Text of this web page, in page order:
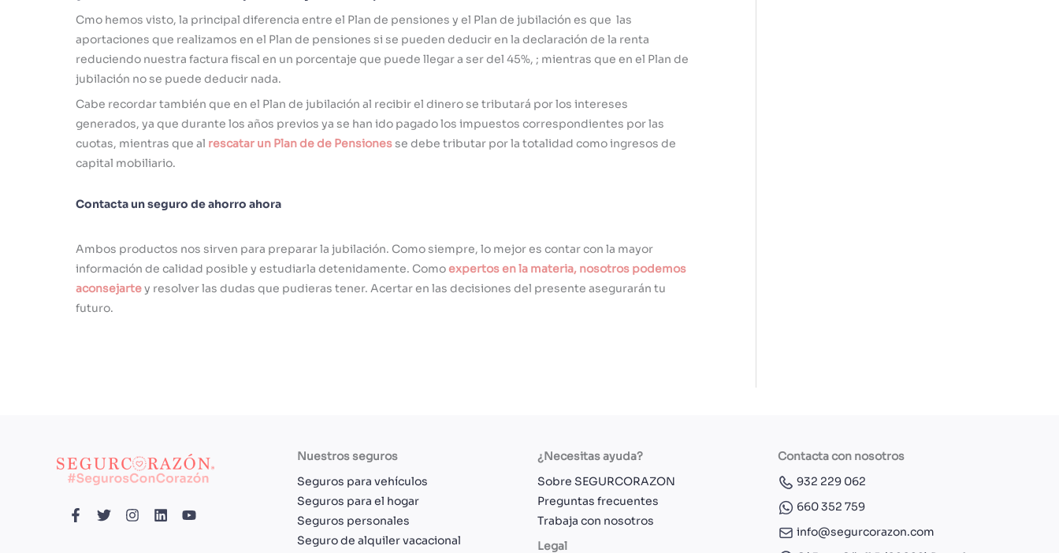
Cmo hemos visto, la principal diferencia entre el Plan de pensiones y el Plan de jubilación es que las
aportaciones que realizamos en el Plan de pensiones si se pueden deducir en la declaración de la renta
reduciendo nuestra factura fiscal en un porcentaje que puede llegar a ser del 45%, ; mientras que en el Plan de
jubilación no se puede deducir nada.
Cabe recordar también que en el Plan de jubilación al recibir el dinero se tributará por los intereses
generados, ya que durante los años previos ya se han ido pagado los impuestos correspondientes por las
cuotas, mientras que al rescatar un Plande de Pensionesse debe tributar por la totalidad como ingresos de
capital mobiliario.
Contacta un seguro de ahorro ahora
Ambos productos nos sirven para preparar la jubilación. Como siempre, lo mejor es contar con la mayor
información de calidad posible y estudiarla detenidamente. Comoexpertos en la materia, nosotros podemos
aconsejartey resolver las dudas que pudieras tener. Acertar en las decisiones del presente asegurarán tu
futuro.
Nuestros seguros
Seguros para vehículos
Seguros para el hogar
Seguros personales
Seguro de alquiler vacacional
¿Necesitas ayuda?
Sobre SEGURCORAZON
Preguntas frecuentes
Trabaja con nosotros
Legal
Contacta con nosotros
932 229 062
660 352 759
info@segurcorazon.com